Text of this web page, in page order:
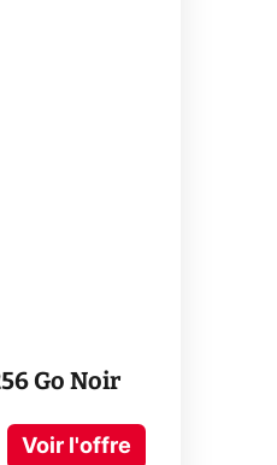
Go Noir
Voir l'offre